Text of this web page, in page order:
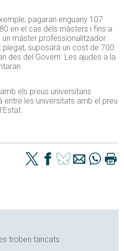
pagaran enguany 107
en el cas dels màsters i fins a
un màster professionalitzador
suposarà un cost de 700
des del Govern. Les ajudes a la
els preus universitaris
entre les universitats amb el preu
troben tancats